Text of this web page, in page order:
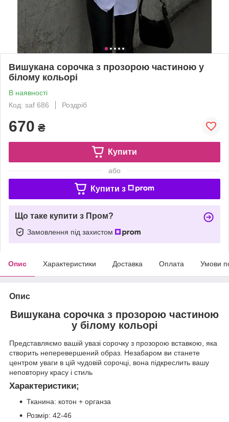
Вишукана сорочка з прозорою частиною у
білому кольорі
В наявності
Код: saf 686
Роздріб
670 ₴
Купити
або
Купити з
Що таке купити з Пром?
Замовлення під захистом
Опис Характеристики Доставка Оплата Умови
Опис
Вишукана сорочка з прозорою частиною
у білому кольорі
Представляємо вашій увазі сорочку з прозорою вставкою, яка
створить неперевершений образ. Незабаром ви станете
центром уваги в цій чудовій сорочці, вона підкреслить вашу
неповторну красу і стиль
Характеристики;
Тканина: котон + органза
Розмір: 42-46